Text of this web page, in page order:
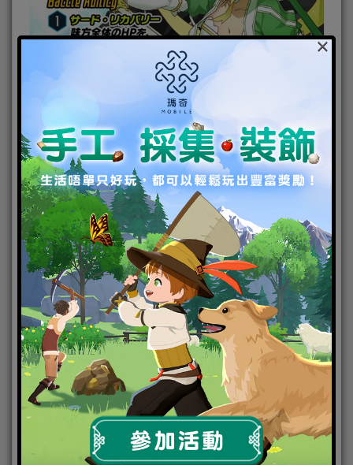
由 BANDAI NAMCO Games 發行的手機遊戲《刀劍神
域：Code Register》（i
×